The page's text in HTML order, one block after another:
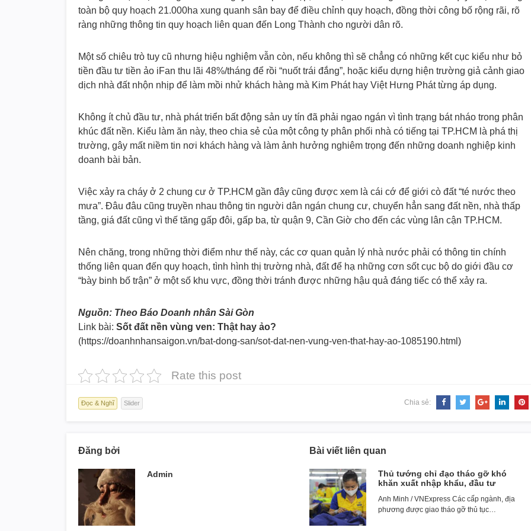
toàn bộ quy hoạch 21.000ha xung quanh sân bay để điều chỉnh quy hoạch, đồng thời công bố rộng rãi, rõ
ràng những thông tin quy hoạch liên quan đến Long Thành cho người dân rõ.
Một số chiêu trò tuy cũ nhưng hiệu nghiệm vẫn còn, nếu không thì sẽ chẳng có những kết cục kiểu như bỏ
tiền đầu tư tiền ảo iFan thu lãi 48%/tháng để rồi “nuốt trái đắng”, hoặc kiểu dựng hiện trường giả cảnh giao
dịch nhà đất nhộn nhịp để làm mồi nhử khách hàng mà Kim Phát hay Việt Hưng Phát từng áp dụng.
Không ít chủ đầu tư, nhà phát triển bất động sản uy tín đã phải ngao ngán vì tình trạng bát nháo trong phân
khúc đất nền. Kiểu làm ăn này, theo chia sẻ của một công ty phân phối nhà có tiếng tại TP.HCM là phá thị
trường, gây mất niềm tin nơi khách hàng và làm ảnh hưởng nghiêm trọng đến những doanh nghiệp kinh
doanh bài bản.
Việc xảy ra cháy ở 2 chung cư ở TP.HCM gần đây cũng được xem là cái cớ để giới cò đất “té nước theo
mưa”. Đâu đâu cũng truyền nhau thông tin người dân ngán chung cư, chuyển hẳn sang đất nền, nhà thấp
tầng, giá đất cũng vì thế tăng gấp đôi, gấp ba, từ quận 9, Cần Giờ cho đến các vùng lân cận TP.HCM.
Nên chăng, trong những thời điểm như thế này, các cơ quan quản lý nhà nước phải có thông tin chính
thống liên quan đến quy hoạch, tình hình thị trường nhà, đất để hạ những cơn sốt cục bộ do giới đầu cơ
“bày binh bố trận” ở một số khu vực, đồng thời tránh được những hậu quả đáng tiếc có thể xảy ra.
Nguồn: Theo Báo Doanh nhân Sài Gòn
Link bài: Sốt đất nền vùng ven: Thật hay ảo?
(https://doanhnhansaigon.vn/bat-dong-san/sot-dat-nen-vung-ven-that-hay-ao-1085190.html)
Rate this post
Đọc & Nghĩ Slider Chia sẻ:
Đăng bởi
Admin
Bài viết liên quan
Thủ tướng chỉ đạo tháo gỡ khó
khăn xuất nhập khẩu, đầu tư
Anh Minh / VNExpress Các cấp ngành, địa
phương được giao tháo gỡ thủ tục…